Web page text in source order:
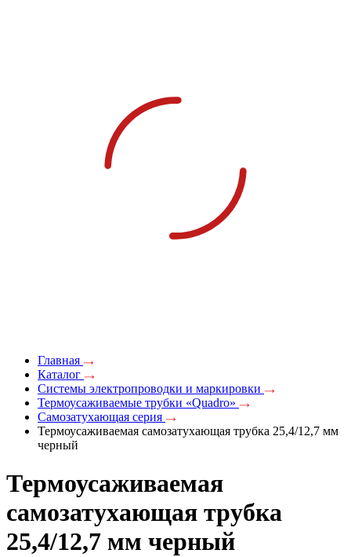
Главная
Каталог
Системы электропроводки и маркировки
Термоусаживаемые трубки «Quadro»
Самозатухающая серия
Термоусаживаемая самозатухающая трубка 25,4/12,7 мм
черный
Термоусаживаемая
самозатухающая трубка
25,4/12,7 мм черный